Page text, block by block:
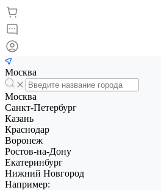
Москва
Москва
Санкт-Петербург
Казань
Краснодар
Воронеж
Ростов-на-Дону
Екатеринбург
Нижний Новгород
Например: